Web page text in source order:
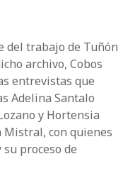
del trabajo de Tuñón
archivo, Cobos
entrevistas que
Adelina Santalo
y Hortensia
Mistral, con quienes
proceso de